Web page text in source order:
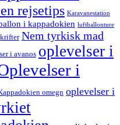
rejsetips Karavanestation
i kappadokien luftballonture
Nem tyrkisk mad
i avanos oplevelser i
i
omegn oplevelser i